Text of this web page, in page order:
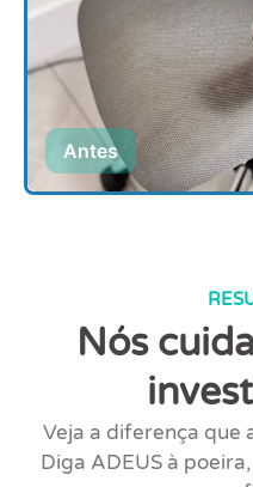
Antes
Nós
Veja a diferença que
Diga ADEUS à